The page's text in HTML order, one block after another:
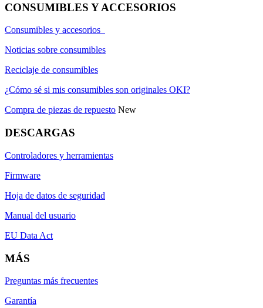
CONSUMIBLES Y ACCESORIOS
Consumibles y accesorios
Noticias sobre consumibles
Reciclaje de consumibles
¿Cómo sé si mis consumibles son originales OKI?
Compra de piezas de repuesto New
DESCARGAS
Controladores y herramientas
Firmware
Hoja de datos de seguridad
Manual del usuario
EU Data Act
MÁS
Preguntas más frecuentes
Garantía